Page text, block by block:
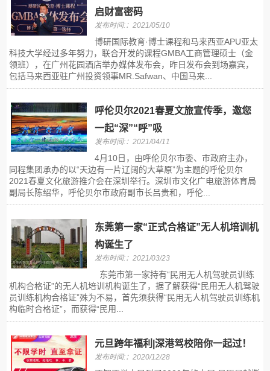
启财富密码
发布时间:：2021/05/10
博研国际教育·博士课程和马来西亚APU亚太
科技大学经过多年努力，联合开发的课程GMBA工商管理硕士（金
领班），在广州花园酒店举办媒体发布会，昨日发布会到场嘉宾，
包括马来西亚驻广州投资领事MR.Safwan、中国马来...
呼伦贝尔2021春夏文旅宣传季，邀您
一起“深”“呼”吸
发布时间:：2021/04/11
4月10日，由呼伦贝尔市委、市政府主办，
同程集团承办的以“天边有一片辽阔的大草原”为主题的呼伦贝尔
2021春夏文化旅游推介会在深圳举行。深圳市文化广电旅游体育局
副局长陈绍华，呼伦贝尔市政府副市长吕贵和，呼伦...
东莞第一家“正式合格证”无人机培训机
构诞生了
发布时间:：2021/03/23
东莞市第一家持有“民用无人机驾驶员训练
机构合格证”的无人机培训机构诞生了，据了解获得“民用无人机驾驶
员训练机构合格证”殊为不易，首先须获得“民用无人机驾驶员训练机
构临时合格证”，而获得“民用...
元旦跨年福利|深港驾校陪你一起过！
发布时间:：2020/12/28